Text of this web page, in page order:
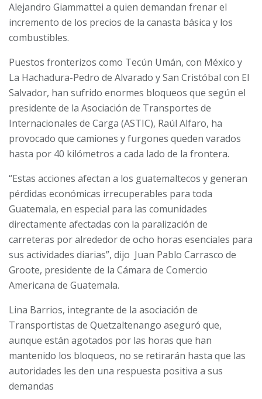
Alejandro Giammattei a quien demandan frenar el
incremento de los precios de la canasta básica y los
combustibles.
Puestos fronterizos como Tecún Umán, con México y
La Hachadura-Pedro de Alvarado y San Cristóbal con El
Salvador, han sufrido enormes bloqueos que según el
presidente de la Asociación de Transportes de
Internacionales de Carga (ASTIC), Raúl Alfaro, ha
provocado que camiones y furgones queden varados
hasta por 40 kilómetros a cada lado de la frontera.
“Estas acciones afectan a los guatemaltecos y generan
pérdidas económicas irrecuperables para toda
Guatemala, en especial para las comunidades
directamente afectadas con la paralización de
carreteras por alrededor de ocho horas esenciales para
sus actividades diarias”, dijo Juan Pablo Carrasco de
Groote, presidente de la Cámara de Comercio
Americana de Guatemala.
Lina Barrios, integrante de la asociación de
Transportistas de Quetzaltenango aseguró que,
aunque están agotados por las horas que han
mantenido los bloqueos, no se retirarán hasta que las
autoridades les den una respuesta positiva a sus
demandas